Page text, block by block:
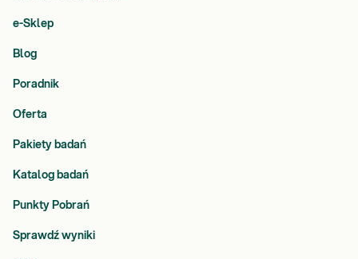
e-Sklep
Blog
Poradnik
Oferta
Pakiety badań
Katalog badań
Punkty Pobrań
Sprawdź wyniki